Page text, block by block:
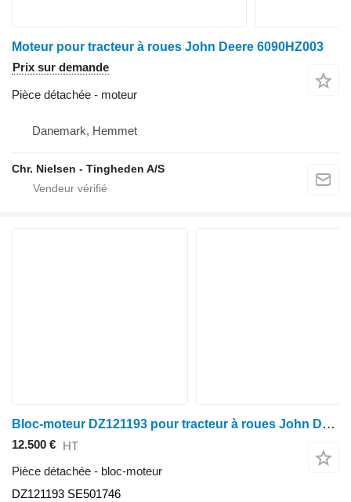
Moteur pour tracteur à roues John Deere 6090HZ003
Prix sur demande
Pièce détachée - moteur
Danemark, Hemmet
Chr. Nielsen - Tingheden A/S
Bloc-moteur DZ121193 pour tracteur à roues John Deere 6090
12.500 € HT
Pièce détachée - bloc-moteur
DZ121193 SE501746